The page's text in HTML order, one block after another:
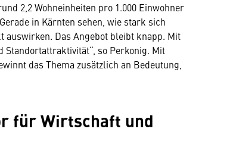
2,2 Wohneinheiten pro 1.000 Einwohner
in Kärnten sehen, wie stark sich
Das Angebot bleibt knapp. Mit
so Perkonig. Mit
das Thema zusätzlich an Bedeutung,
für Wirtschaft und